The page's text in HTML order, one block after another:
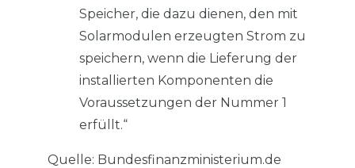
Speicher, die dazu dienen, den mit
Solarmodulen erzeugten Strom zu
speichern, wenn die Lieferung der
installierten Komponenten die
Voraussetzungen der Nummer 1
erfüllt.“
Quelle: Bundesfinanzministerium.de